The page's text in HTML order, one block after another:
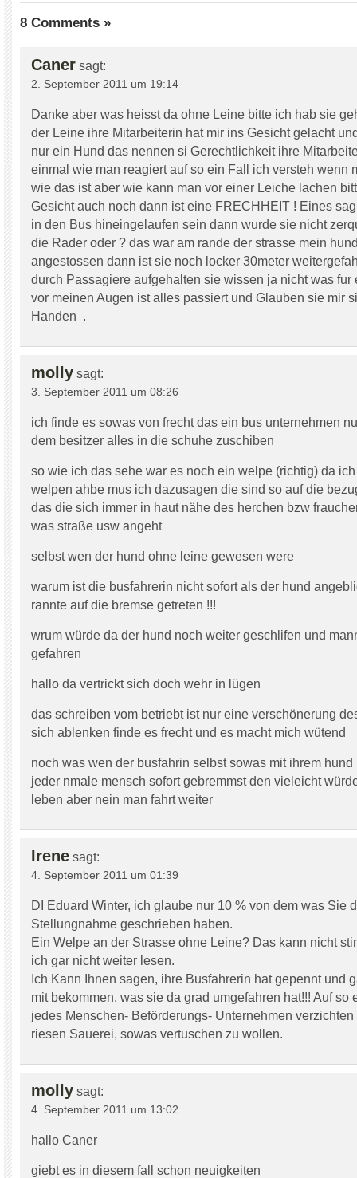
8 Comments »
Caner sagt:
2. September 2011 um 19:14
Danke aber was heisst da ohne Leine bitte ich hab sie
der Leine ihre Mitarbeiterin hat mir ins Gesicht gelacht
nur ein Hund das nennen si Gerechtlichkeit ihre
einmal wie man reagiert auf so ein Fall ich versteh wenn
wie das ist aber wie kann man vor einer Leiche lachen
Gesicht auch noch dann ist eine FRECHHEIT ! Eines
in den Bus hineingelaufen sein dann wurde sie nicht
die Rader oder ? das war am rande der strasse mein
angestossen dann ist sie noch locker 30meter
durch Passagiere aufgehalten sie wissen ja nicht was fur
vor meinen Augen ist alles passiert und Glauben sie mir
Handen .
molly sagt:
3. September 2011 um 08:26
ich finde es sowas von frecht das ein bus unternehmen
dem besitzer alles in die schuhe zuschiben
so wie ich das sehe war es noch ein welpe (richtig) da
welpen ahbe mus ich dazusagen die sind so auf die
das die sich immer in haut nähe des herchen bzw
was straße usw angeht
selbst wen der hund ohne leine gewesen were
warum ist die busfahrerin nicht sofort als der hund
rannte auf die bremse getreten !!!
wrum würde da der hund noch weiter geschlifen und
gefahren
hallo da vertrickt sich doch wehr in lügen
das schreiben vom betriebt ist nur eine verschönerung
sich ablenken finde es frecht und es macht mich wütend
noch was wen der busfahrin selbst sowas mit ihrem hund
jeder nmale mensch sofort gebremmst den vieleicht
leben aber nein man fahrt weiter
Irene sagt:
4. September 2011 um 01:39
DI Eduard Winter, ich glaube nur 10 % von dem was Sie
Stellungnahme geschrieben haben.
Ein Welpe an der Strasse ohne Leine? Das kann nicht
ich gar nicht weiter lesen.
Ich Kann Ihnen sagen, ihre Busfahrerin hat gepennt und
mit bekommen, was sie da grad umgefahren hat!!! Auf so
jedes Menschen- Beförderungs- Unternehmen
riesen Sauerei, sowas vertuschen zu wollen.
molly sagt:
4. September 2011 um 13:02
hallo Caner
giebt es in diesem fall schon neuigkeiten